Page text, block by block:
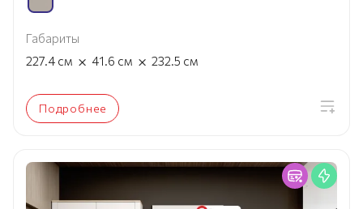
Габариты
227.4 см × 41.6 см × 232.5 см
Подробнее